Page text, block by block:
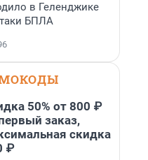
в Геленджике
БПЛА
50% от 800 ₽
заказ,
скидка
₽